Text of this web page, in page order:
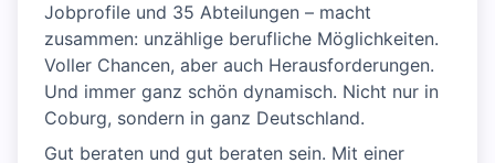
Jobprofile und 35 Abteilungen – macht
zusammen: unzählige berufliche Möglichkeiten.
Voller Chancen, aber auch Herausforderungen.
Und immer ganz schön dynamisch. Nicht nur in
Coburg, sondern in ganz Deutschland.
Gut beraten und gut beraten sein. Mit einer